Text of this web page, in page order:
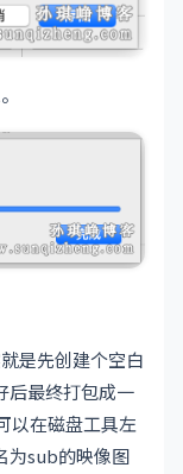
是先创建个空白
后最终打包成一
以在磁盘工具左
为sub的映像图